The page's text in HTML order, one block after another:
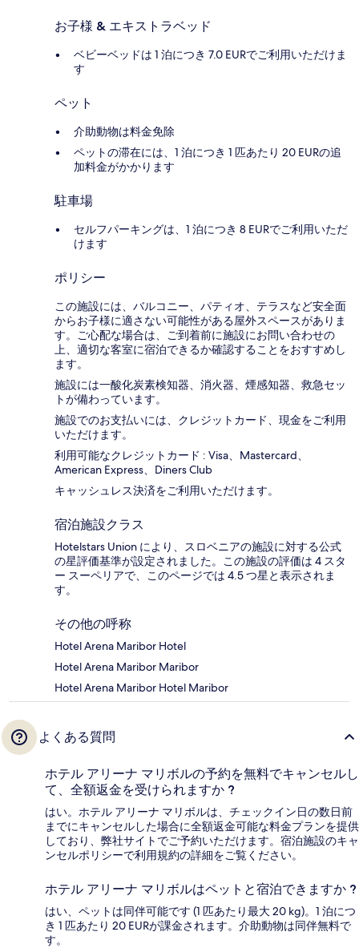
お子様 & エキストラベッド
ベビーベッドは 1 泊につき 7.0 EURでご利用いただけま
す
ペット
介助動物は料金免除
ペットの滞在には、1 泊につき 1 匹あたり 20 EURの追
加料金がかかります
駐車場
セルフパーキングは、1 泊につき 8 EURでご利用いただ
けます
ポリシー
この施設には、バルコニー、パティオ、テラスなど安全面
からお子様に適さない可能性がある屋外スペースがありま
す。ご心配な場合は、ご到着前に施設にお問い合わせの
上、適切な客室に宿泊できるか確認することをおすすめし
ます。
施設には一酸化炭素検知器、消火器、煙感知器、救急セッ
トが備わっています。
施設でのお支払いには、クレジットカード、現金をご利用
いただけます。
利用可能なクレジットカード : Visa、Mastercard、
American Express、Diners Club
キャッシュレス決済をご利用いただけます。
宿泊施設クラス
Hotelstars Union により、スロベニアの施設に対する公式
の星評価基準が設定されました。この施設の評価は 4 スタ
ー スーペリアで、このページでは 4.5 つ星と表示されま
す。
その他の呼称
Hotel Arena Maribor Hotel
Hotel Arena Maribor Maribor
Hotel Arena Maribor Hotel Maribor
よくある質問
ホテル アリーナ マリボルの予約を無料でキャンセルし
て、全額返金を受けられますか ?
はい。ホテル アリーナ マリボルは、チェックイン日の数日前
までにキャンセルした場合に全額返金可能な料金プランを提供
しており、弊社サイトでご予約いただけます。宿泊施設のキャ
ンセルポリシーで利用規約の詳細をご覧ください。
ホテル アリーナ マリボルはペットと宿泊できますか ?
はい、ペットは同伴可能です (1 匹あたり最大 20 kg)。1 泊につ
き 1 匹あたり 20 EURが課金されます。介助動物は同伴無料で
す。